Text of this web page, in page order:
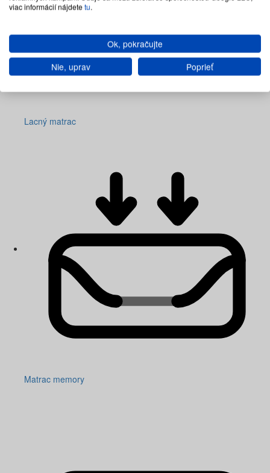
Lacný matrac
Matrac memory
viac informácií nájdetetu.
Ok, pokračujte
Nie, uprav
Poprieť